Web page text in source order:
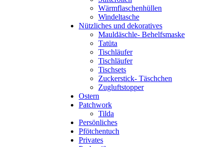
Wärmflaschenhüllen
Windeltasche
Nützliches und dekoratives
Mauldäschle- Behelfsmaske
Tatüta
Tischläufer
Tischläufer
Tischsets
Zuckerstick- Täschchen
Zugluftstopper
Ostern
Patchwork
Tilda
Persönliches
Pfötchentuch
Privates